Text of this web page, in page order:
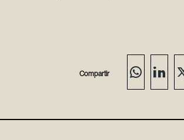
Compartir